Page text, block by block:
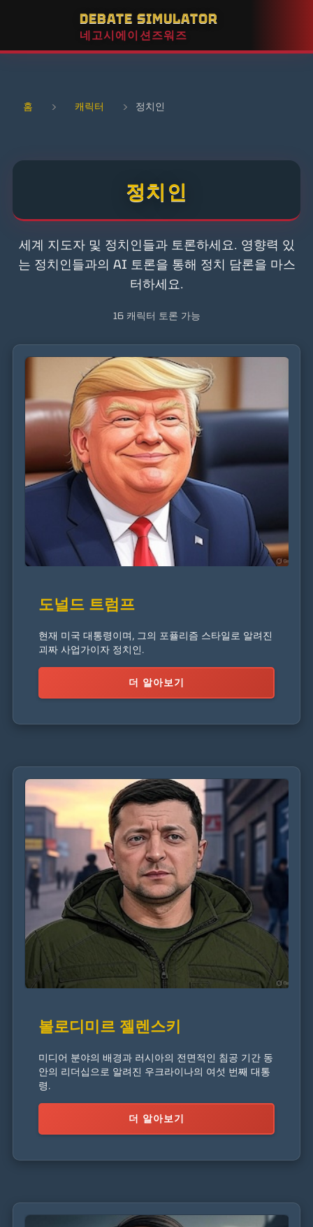
DEBATE SIMULATOR
네고시에이션즈워즈
홈 › 캐릭터 › 정치인
정치인
세계 지도자 및 정치인들과 토론하세요. 영향력 있
는 정치인들과의 AI 토론을 통해 정치 담론을 마스
터하세요.
16 캐릭터 토론 가능
도널드 트럼프
현재 미국 대통령이며, 그의 포퓰리즘 스타일로 알려진
괴짜 사업가이자 정치인.
더 알아보기
볼로디미르 젤렌스키
미디어 분야의 배경과 러시아의 전면적인 침공 기간 동
안의 리더십으로 알려진 우크라이나의 여섯 번째 대통
령.
더 알아보기